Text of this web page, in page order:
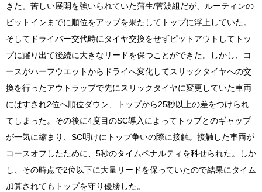
きた。苦しい展開を強いられていた蒲生/菅波組だが、ルーティンの
ピットインまでに順位をアップを果たしてトップに浮上していた。
そしてドライバー交代時にタイヤ交換をせずピットアウトしてトッ
プに躍り出て後続に大きなリードを保つことができた。しかし、コ
ースがハーフウエットからドライへ変化してスリックタイヤへの交
換を行ったアウトラップで先にスリックタイヤに変更していた車両
にぱすされ2位へ順位ダウン、トップから25秒以上の差をつけられ
てしまった。その後に4度目のSC導入によってトップとのギャップ
が一気に縮まり、SC明けにトップ争いの際に接触。接触した車両が
コースオフしたために、5秒のタイムペナルティを科せられた。しか
し、その時点で2位以下に大量リードを保っていたので結果にタイム
加算されてもトップを守り優勝した。